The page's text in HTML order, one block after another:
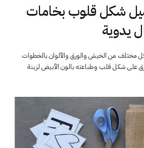
شكل قلوب بخامات
يدوية
مختلف من الخيش والورق والألوان بالخطوات
على شكل قلب وطباعته بالون الأبيض لزينة